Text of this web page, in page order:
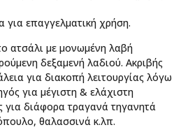
για επαγγελματική χρήση.
ατσάλι με μονωμένη λαβή
δεξαμενή λαδιού. Ακριβής
για διακοπή λειτουργίας λόγω
για μέγιστη & ελάχιστη
για διάφορα τραγανά τηγανητά
θαλασσινά κ.λπ.